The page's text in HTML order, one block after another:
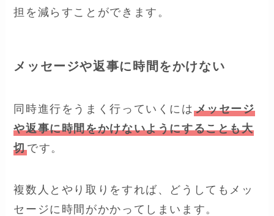
担を減らすことができます。
メッセージや返事に時間をかけない
同時進行をうまく行っていくには メッセージ
や返事に時間をかけないようにすることも大
切です。
複数人とやり取りをすれば、どうしてもメッ
セージに時間がかかってしまいます。